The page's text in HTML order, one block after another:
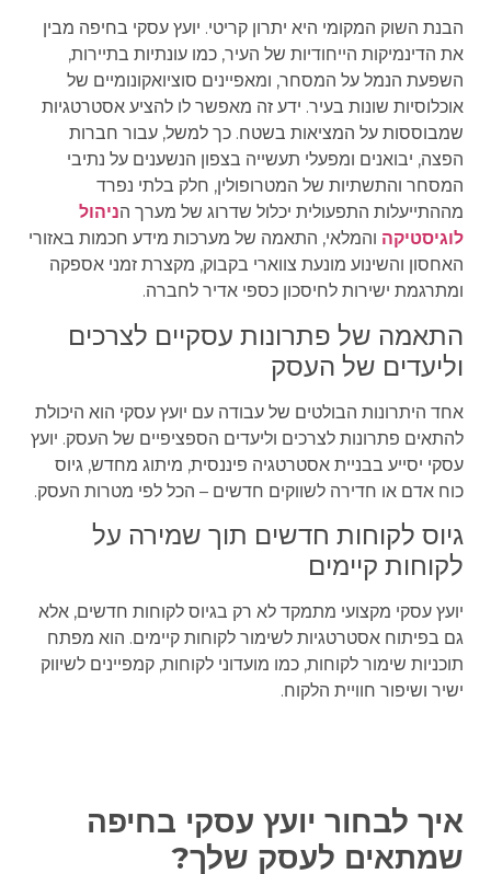
הבנת השוק המקומי היא יתרון קריטי. יועץ עסקי בחיפה מבין
את הדינמיקות הייחודיות של העיר, כמו עונתיות בתיירות,
השפעת הנמל על המסחר, ומאפיינים סוציואקונומיים של
אוכלוסיות שונות בעיר. ידע זה מאפשר לו להציע אסטרטגיות
שמבוססות על המציאות בשטח. כך למשל, עבור חברות
הפצה, יבואנים ומפעלי תעשייה בצפון הנשענים על נתיבי
המסחר והתשתיות של המטרופולין, חלק בלתי נפרד
מההתייעלות התפעולית יכלול שדרוג של מערך הניהול
לוגיסטיקה והמלאי, התאמה של מערכות מידע חכמות באזורי
האחסון והשינוע מונעת צווארי בקבוק, מקצרת זמני אספקה
ומתרגמת ישירות לחיסכון כספי אדיר לחברה.
התאמה של פתרונות עסקיים לצרכים
וליעדים של העסק
אחד היתרונות הבולטים של עבודה עם יועץ עסקי הוא היכולת
להתאים פתרונות לצרכים וליעדים הספציפיים של העסק. יועץ
עסקי יסייע בבניית אסטרטגיה פיננסית, מיתוג מחדש, גיוס
כוח אדם או חדירה לשווקים חדשים – הכל לפי מטרות העסק.
גיוס לקוחות חדשים תוך שמירה על
לקוחות קיימים
יועץ עסקי מקצועי מתמקד לא רק בגיוס לקוחות חדשים, אלא
גם בפיתוח אסטרטגיות לשימור לקוחות קיימים. הוא מפתח
תוכניות שימור לקוחות, כמו מועדוני לקוחות, קמפיינים לשיווק
ישיר ושיפור חוויית הלקוח.
איך לבחור יועץ עסקי בחיפה
שמתאים לעסק שלך?